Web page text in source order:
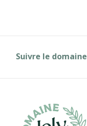
Suivre le domaine